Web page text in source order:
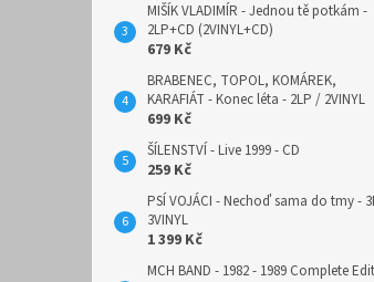
MIŠÍK VLADIMÍR - Jednou tě potkám -
2LP+CD (2VINYL+CD)
679 Kč
BRABENEC, TOPOL, KOMÁREK,
KARAFIÁT - Konec léta - 2LP / 2VINYL
699 Kč
ŠÍLENSTVÍ - Live 1999 - CD
259 Kč
PSÍ VOJÁCI - Nechoď sama do tmy -
3VINYL
1 399 Kč
MCH BAND - 1982 - 1989 Complete